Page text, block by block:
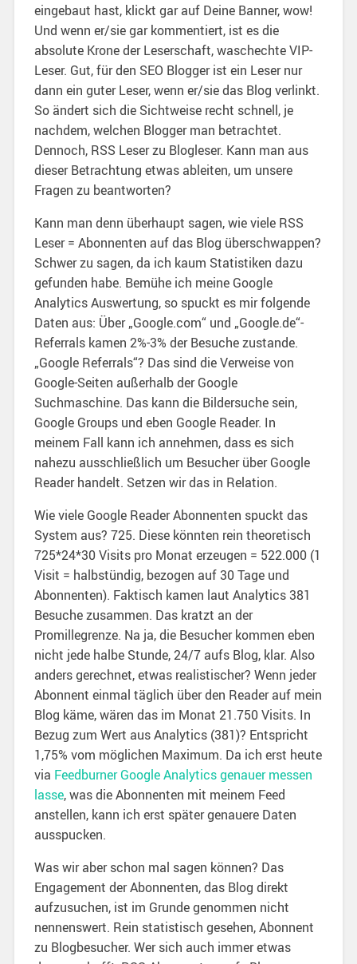
eingebaut hast, klickt gar auf Deine Banner, wow!
Und wenn er/sie gar kommentiert, ist es die
absolute Krone der Leserschaft, waschechte VIP-
Leser. Gut, für den SEO Blogger ist ein Leser nur
dann ein guter Leser, wenn er/sie das Blog verlinkt.
So ändert sich die Sichtweise recht schnell, je
nachdem, welchen Blogger man betrachtet.
Dennoch, RSS Leser zu Blogleser. Kann man aus
dieser Betrachtung etwas ableiten, um unsere
Fragen zu beantworten?
Kann man denn überhaupt sagen, wie viele RSS
Leser = Abonnenten auf das Blog überschwappen?
Schwer zu sagen, da ich kaum Statistiken dazu
gefunden habe. Bemühe ich meine Google
Analytics Auswertung, so spuckt es mir folgende
Daten aus: Über „Google.com“ und „Google.de“-
Referrals kamen 2%-3% der Besuche zustande.
„Google Referrals“? Das sind die Verweise von
Google-Seiten außerhalb der Google
Suchmaschine. Das kann die Bildersuche sein,
Google Groups und eben Google Reader. In
meinem Fall kann ich annehmen, dass es sich
nahezu ausschließlich um Besucher über Google
Reader handelt. Setzen wir das in Relation.
Wie viele Google Reader Abonnenten spuckt das
System aus? 725. Diese könnten rein theoretisch
725*24*30 Visits pro Monat erzeugen = 522.000 (1
Visit = halbstündig, bezogen auf 30 Tage und
Abonnenten). Faktisch kamen laut Analytics 381
Besuche zusammen. Das kratzt an der
Promillegrenze. Na ja, die Besucher kommen eben
nicht jede halbe Stunde, 24/7 aufs Blog, klar. Also
anders gerechnet, etwas realistischer? Wenn jeder
Abonnent einmal täglich über den Reader auf mein
Blog käme, wären das im Monat 21.750 Visits. In
Bezug zum Wert aus Analytics (381)? Entspricht
1,75% vom möglichen Maximum. Da ich erst heute
via Feedburner Google Analytics genauer messen
lasse, was die Abonnenten mit meinem Feed
anstellen, kann ich erst später genauere Daten
ausspucken.
Was wir aber schon mal sagen können? Das
Engagement der Abonnenten, das Blog direkt
aufzusuchen, ist im Grunde genommen nicht
nennenswert. Rein statistisch gesehen, Abonnent
zu Blogbesucher. Wer sich auch immer etwas